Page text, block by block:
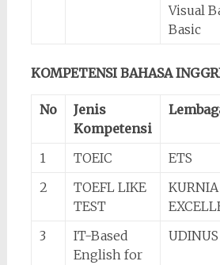
Visual
Basic
KOMPETENSI BAHASA
No
Jenis
Kompetensi
1 TOEIC ETS
2
TOEFL LIKE
TEST
KURNIA
3
IT-Based
English for
UDINUS